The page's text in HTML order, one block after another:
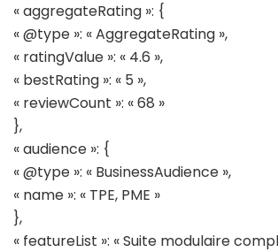
« aggregateRating »: {
« @type »: « AggregateRating »,
« ratingValue »: « 4.6 »,
« bestRating »: « 5 »,
« reviewCount »: « 68 »
},
« audience »: {
« @type »: « BusinessAudience »,
« name »: « TPE, PME »
},
« featureList »: « Suite modulaire